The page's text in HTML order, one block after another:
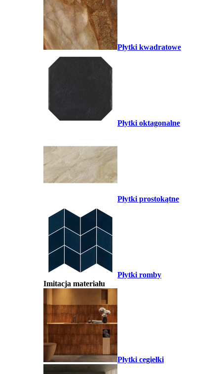
Płytki kwadratowe
Płytki oktagonalne
Płytki prostokątne
Płytki romby
Imitacja materiału
Płytki cegiełki